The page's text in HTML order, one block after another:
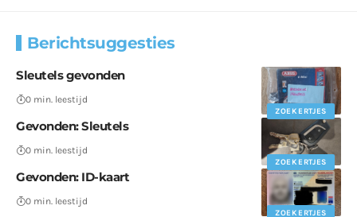
Berichtsuggesties
ZOEKERTJES
Sleutels gevonden
0 min. leestijd
ZOEKERTJES
Gevonden: Sleutels
0 min. leestijd
ZOEKERTJES
Gevonden: ID-kaart
0 min. leestijd